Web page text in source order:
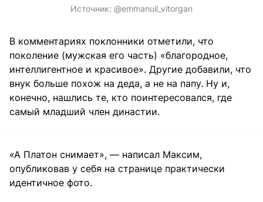
Источник: @emmanuil_vitorgan
В комментариях поклонники отметили, что
поколение (мужская его часть) «благородное,
интеллигентное и красивое». Другие добавили, что
внук больше похож на деда, а не на папу. Ну и,
конечно, нашлись те, кто поинтересовался, где
самый младший член династии.
«А Платон снимает», — написал Максим,
опубликовав у себя на странице практически
идентичное фото.